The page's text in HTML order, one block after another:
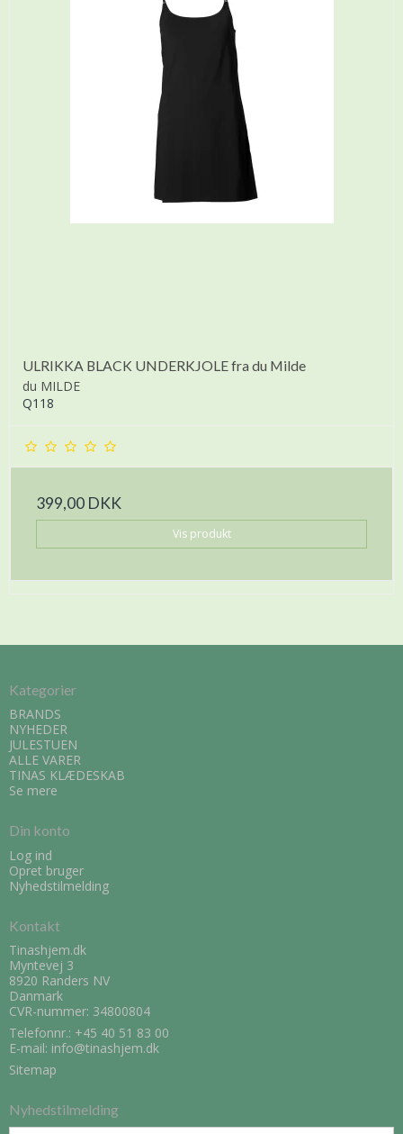
ULRIKKA BLACK UNDERKJOLE fra du Milde
du MILDE
Q118
399,00 DKK
Vis produkt
Kategorier
BRANDS
NYHEDER
JULESTUEN
ALLE VARER
TINAS KLÆDESKAB
Se mere
Din konto
Log ind
Opret bruger
Nyhedstilmelding
Kontakt
Tinashjem.dk
Myntevej 3
8920 Randers NV
Danmark
CVR-nummer: 34800804
Telefonnr.: +45 40 51 83 00
E-mail: info@tinashjem.dk
Sitemap
Nyhedstilmelding